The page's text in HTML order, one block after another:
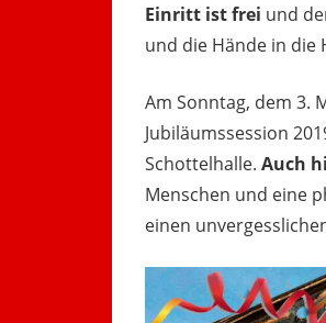
Einritt ist frei und
und die Hände in die
Am Sonntag, dem 3.
Jubiläumssession
Schottelhalle. Auch
Menschen und eine
einen